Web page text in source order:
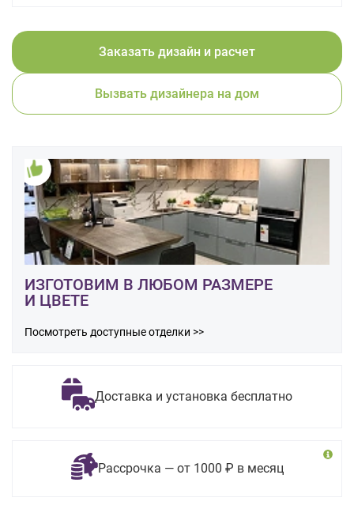
Заказать дизайн и расчет
Вызвать дизайнера на дом
ИЗГОТОВИМ В ЛЮБОМ РАЗМЕРЕ
И ЦВЕТЕ
Посмотреть доступные отделки >>
Доставка и установка бесплатно
Рассрочка — от 1000 ₽ в месяц